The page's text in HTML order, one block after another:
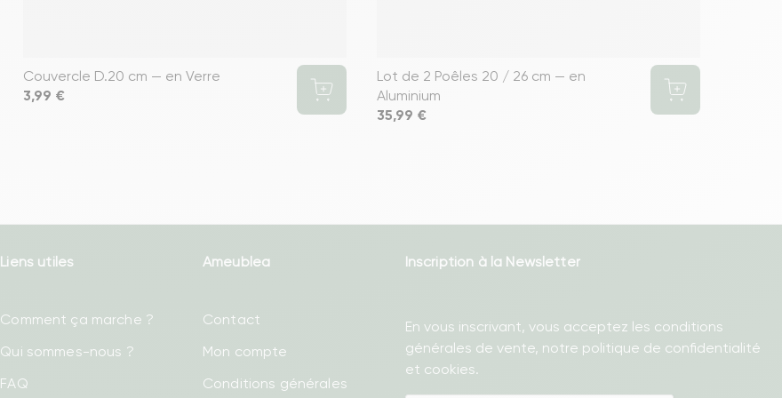
Couvercle D.20 cm — en Verre
Prix
3,99 €
Lot de 2 Poêles 20 / 26 cm — en
Aluminium
Prix
35,99 €
Liens utiles
Comment ça marche ?
Qui sommes-nous ?
FAQ
Ameublea
Contact
Mon compte
Conditions générales
Inscription à la Newsletter
En vous inscrivant, vous acceptez les conditions
générales de vente, notre politique de confidentialité
et cookies.